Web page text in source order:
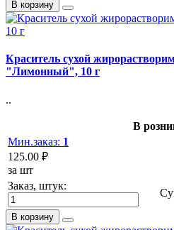
В корзину
Краситель сухой
"Лимонный", 10 г
..
В
Мин.заказ: 1
125.00 ₽
за шт
Заказ, штук:
В корзину